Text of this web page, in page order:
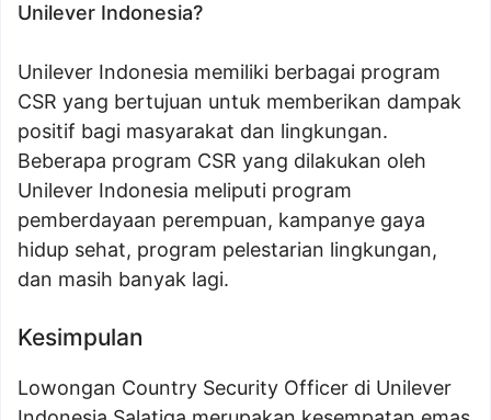
Unilever Indonesia?
Unilever Indonesia memiliki berbagai program
CSR yang bertujuan untuk memberikan dampak
positif bagi masyarakat dan lingkungan.
Beberapa program CSR yang dilakukan oleh
Unilever Indonesia meliputi program
pemberdayaan perempuan, kampanye gaya
hidup sehat, program pelestarian lingkungan,
dan masih banyak lagi.
Kesimpulan
Lowongan Country Security Officer di Unilever